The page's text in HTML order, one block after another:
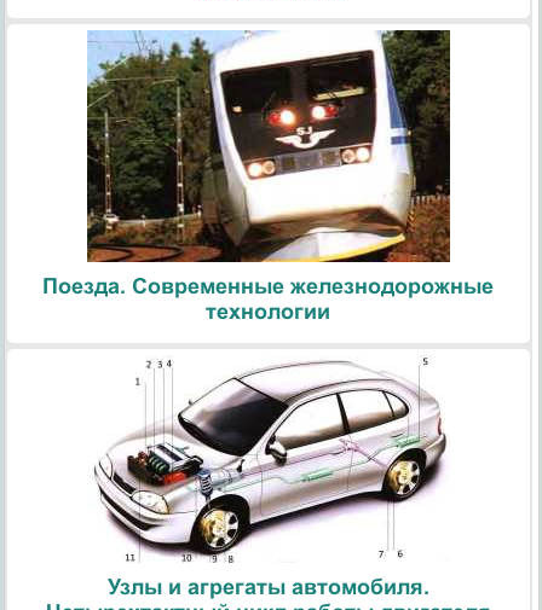
Поезда. Современные железнодорожные
технологии
Узлы и агрегаты автомобиля.